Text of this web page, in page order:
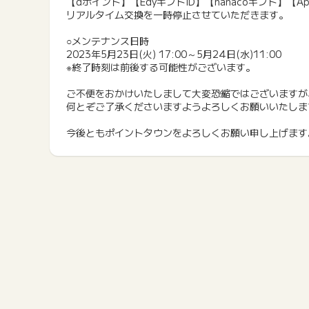
リアルタイム交換を一時停止させていただきます。
○メンテナンス日時
2023年5月23日(火) 17:00～5月24日(水)11:00
※終了時刻は前後する可能性がございます。
ご不便をおかけいたしまして大変恐縮ではございますが
何とぞご了承くださいますようよろしくお願いいたしま
今後ともポイントタウンをよろしくお願い申し上げます